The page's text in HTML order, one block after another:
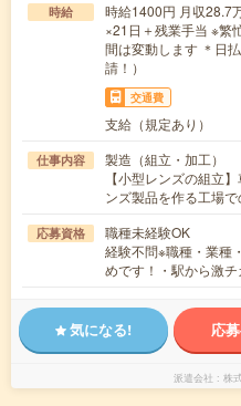
時給
時給1400円 月収28.7
×21日＋残業手当 ※繁
間は変動します ＊日
請！）
交通費
支給（規定あり）
仕事内容
製造（組立・加工）
【小型レンズの組立
ンズ製品を作る工場
応募資格
職種未経験OK
経験不問※職種・業種
めです！・駅から激
気になる! 応
派遣会社 株